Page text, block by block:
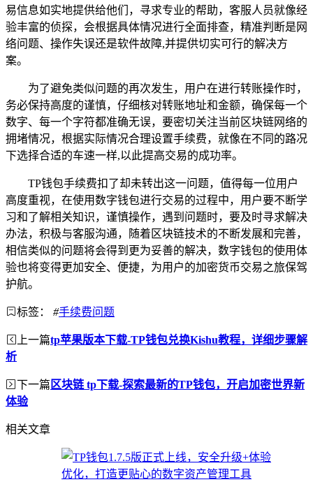
易信息如实地提供给他们，寻求专业的帮助，客服人员就像经
验丰富的侦探，会根据具体情况进行全面排查，精准判断是网
络问题、操作失误还是软件故障,并提供切实可行的解决方
案。
为了避免类似问题的再次发生，用户在进行转账操作时，
务必保持高度的谨慎，仔细核对转账地址和金额，确保每一个
数字、每一个字符都准确无误，要密切关注当前区块链网络的
拥堵情况，根据实际情况合理设置手续费，就像在不同的路况
下选择合适的车速一样,以此提高交易的成功率。
TP钱包手续费扣了却未转出这一问题，值得每一位用户
高度重视，在使用数字钱包进行交易的过程中，用户要不断学
习和了解相关知识，谨慎操作，遇到问题时，要及时寻求解决
办法，积极与客服沟通，随着区块链技术的不断发展和完善，
相信类似的问题将会得到更为妥善的解决，数字钱包的使用体
验也将变得更加安全、便捷，为用户的加密货币交易之旅保驾
护航。
标签： #手续费问题
上一篇tp苹果版本下载-TP钱包兑换Kishu教程，详细步骤解
析
下一篇 区块链 tp下载-探索最新的TP钱包，开启加密世界新
体验
相关文章